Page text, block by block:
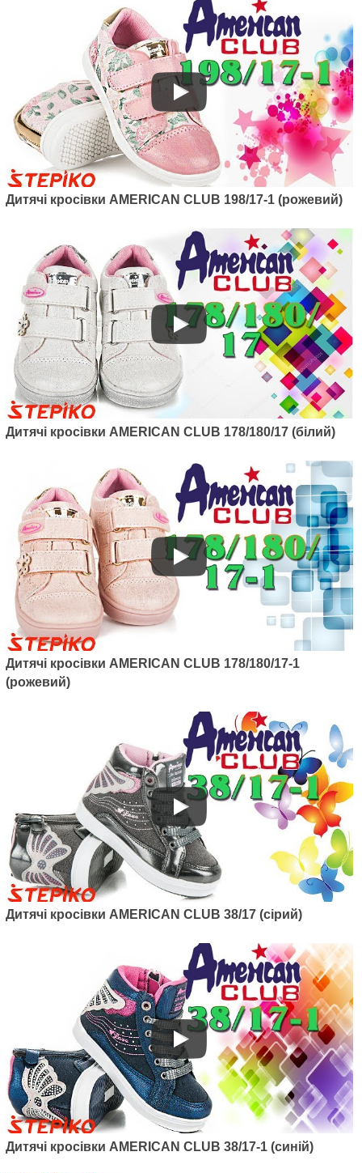
Артикул: 124/22-1
Дитячі кросівки American club
124/22-1 (рожевий)
1040грн.
Артикул: 124/22
Дитячі кросівки American club
1040
Дитячі кросівки з LED підсвіткою
American club 137/22-1 (білий)
1045грн.
Дитячі кросівки AMERICAN CLUB 198/17-1 (рожевий)
Дитячі кросівки AMERICAN CLUB 178/180/17 (білий)
Дитячі кросівки AMERICAN CLUB 178/180/17-1
(рожевий)
Дитячі кросівки AMERICAN CLUB 38/17 (сірий)
Дитячі кросівки AMERICAN CLUB 38/17-1 (синій)